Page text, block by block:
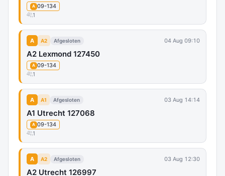
A 09-134
1
A A2 Afgesloten 04 Aug 09:10
A2 Lexmond 127450
A 09-134
1
A A1 Afgesloten 03 Aug 14:14
A1 Utrecht 127068
A 09-134
1
A A2 Afgesloten 03 Aug 12:30
A2 Utrecht 126997